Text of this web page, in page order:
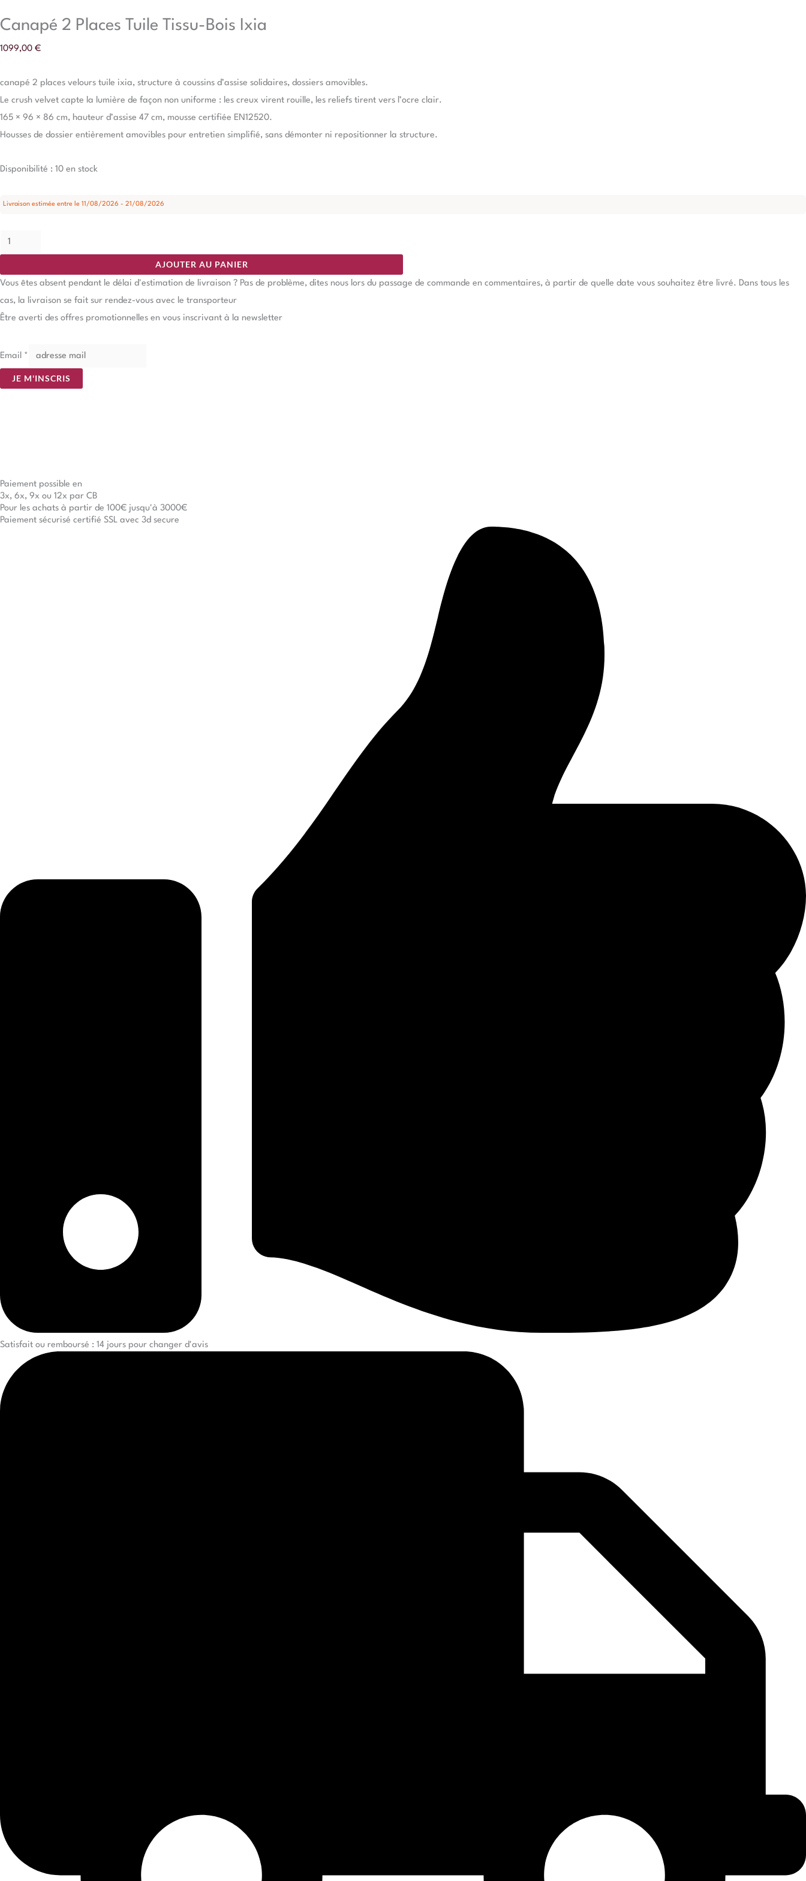
Canapé 2 Places Tuile Tissu-Bois Ixia
1099,00 €
canapé 2 places velours tuile ixia, structure à coussins d’assise solidaires, dossiers amovibles.
Le crush velvet capte la lumière de façon non uniforme : les creux virent rouille, les reliefs tirent vers l’ocre clair.
165 × 96 × 86 cm, hauteur d’assise 47 cm, mousse certifiée EN12520.
Housses de dossier entièrement amovibles pour entretien simplifié, sans démonter ni repositionner la structure.
Disponibilité : 10 en stock
Livraison estimée entre le 11/08/2026 - 21/08/2026
AJOUTER AU PANIER
Vous êtes absent pendant le délai d'estimation de livraison ? Pas de problème, dites nous lors du passage de commande en commentaires, à partir de quelle date vous souhaitez être livré. Dans tous les
cas, la livraison se fait sur rendez-vous avec le transporteur
Être averti des offres promotionnelles en vous inscrivant à la newsletter
Email *
JE M'INSCRIS
Paiement possible en
3x, 6x, 9x ou 12x par CB
Pour les achats à partir de 100€ jusqu'à 3000€
Paiement sécurisé certifié SSL avec 3d secure
Satisfait ou remboursé : 14 jours pour changer d'avis